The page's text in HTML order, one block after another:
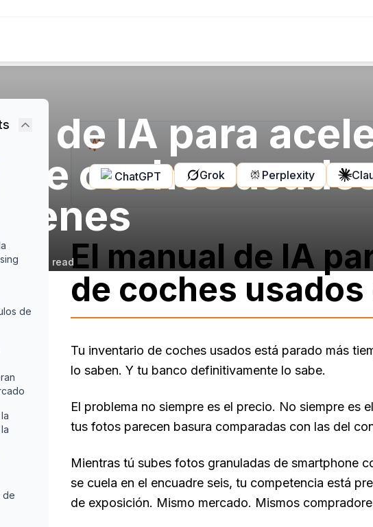
de IA para
de coches
•22 min read
de
de
ChatGPT Grok Perplexity
El manual de IA
de coches
Tu inventario de coches usados está parado más
lo saben. Y tu banco definitivamente lo sabe.
El problema no siempre es el precio. No siempre es
tus fotos parecen basura comparadas con las del
Mientras tú subes fotos granuladas de smartphone
se cuela en el encuadre seis, tu competencia está
de exposición. Mismo mercado. Mismos